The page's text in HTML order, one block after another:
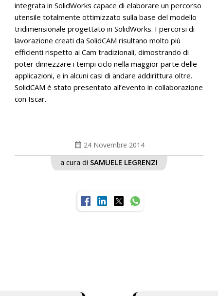
integrata in SolidWorks capace di elaborare un percorso
utensile totalmente ottimizzato sulla base del modello
tridimensionale progettato in SolidWorks. I percorsi di
lavorazione creati da SolidCAM risultano molto più
efficienti rispetto ai Cam tradizionali, dimostrando di
poter dimezzare i tempi ciclo nella maggior parte delle
applicazioni, e in alcuni casi di andare addirittura oltre.
SolidCAM è stato presentato all’evento in collaborazione
con Iscar.
calendar_month 24 Novembre 2014
a cura di SAMUELE LEGRENZI